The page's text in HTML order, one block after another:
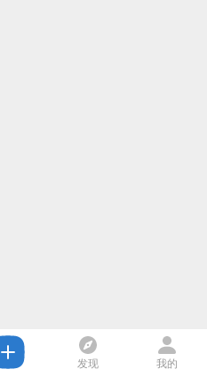
发现 我的